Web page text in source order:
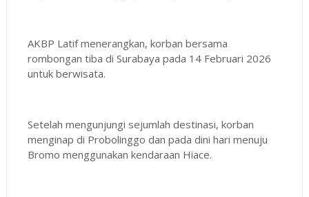
AKBP Latif menerangkan, korban bersama
rombongan tiba di Surabaya pada 14 Februari 2026
untuk berwisata.
Setelah mengunjungi sejumlah destinasi, korban
menginap di Probolinggo dan pada dini hari menuju
Bromo menggunakan kendaraan Hiace.